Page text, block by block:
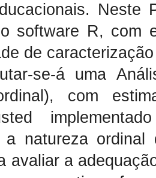
Neste
software R, com
de
se-á uma
com
a natureza
avaliar a